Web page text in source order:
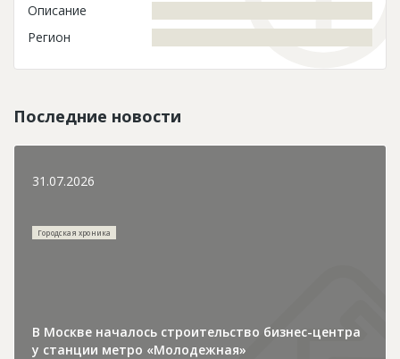
Описание
Регион
Последние новости
31.07.2026
Городская хроника
В Москве началось строительство бизнес-центра
у станции метро «Молодежная»